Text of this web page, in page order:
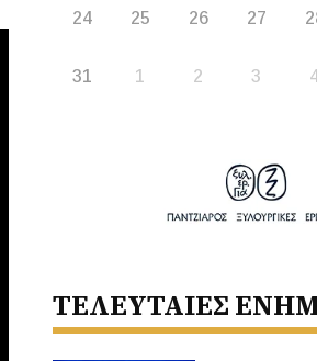
24 25 26 27
31 1 2 3
ΤΕΛΕΥΤΑΙΕΣ